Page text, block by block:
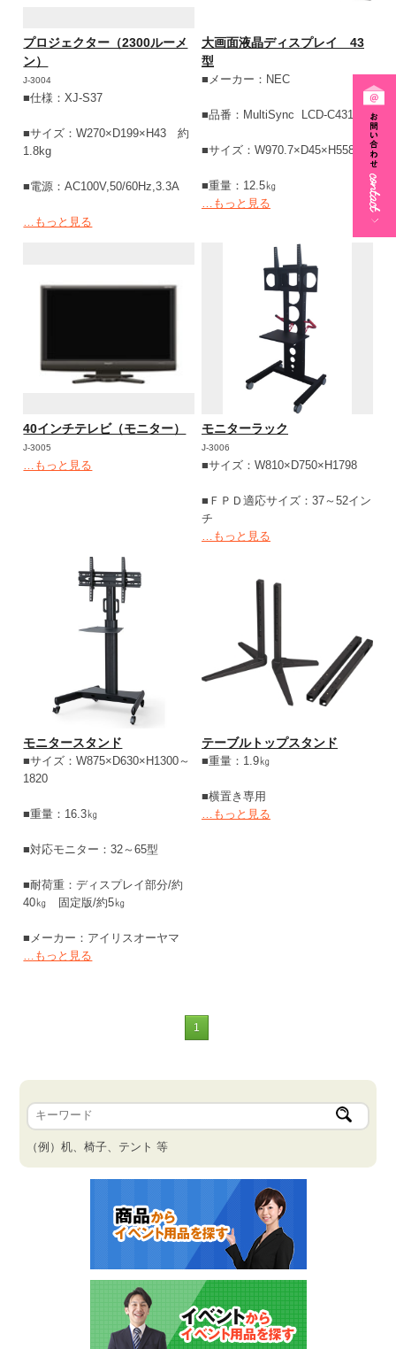
プロジェクター（2300ルーメ
ン）
J-3004
■仕様：XJ-S37
■サイズ：W270×D199×H43 約
1.8kg
■電源：AC100V,50/60Hz,3.3A
…もっと見る
大画面液晶ディスプレイ 43
型
■メーカー：NEC
■品番：MultiSync LCD-C431
■サイズ：W970.7×D45×H558.9
■重量：12.5㎏
…もっと見る
40インチテレビ（モニター）
J-3005
…もっと見る
モニターラック
J-3006
■サイズ：W810×D750×H1798
■ＦＰＤ適応サイズ：37～52イン
チ
…もっと見る
モニタースタンド
■サイズ：W875×D630×H1300～
1820
■重量：16.3㎏
■対応モニター：32～65型
■耐荷重：ディスプレイ部分/約
40㎏ 固定版/約5㎏
■メーカー：アイリスオーヤマ
…もっと見る
テーブルトップスタンド
■重量：1.9㎏
■横置き専用
…もっと見る
1
（例）机、椅子、テント 等